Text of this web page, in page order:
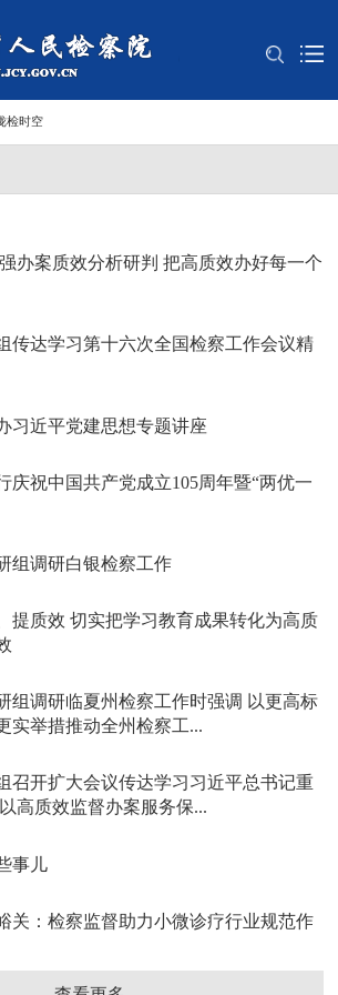
检时空
办案质效分析研判 把高质效办好每一个
传达学习第十六次全国检察工作会议精
习近平党建思想专题讲座
庆祝中国共产党成立105周年暨“两优一
组调研白银检察工作
提质效 切实把学习教育成果转化为高质
组调研临夏州检察工作时强调 以更高标
实举措推动全州检察工...
召开扩大会议传达学习习近平总书记重
高质效监督办案服务保...
事儿
关：检察监督助力小微诊疗行业规范作